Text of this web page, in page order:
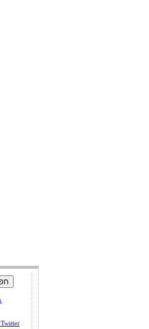
Twitter